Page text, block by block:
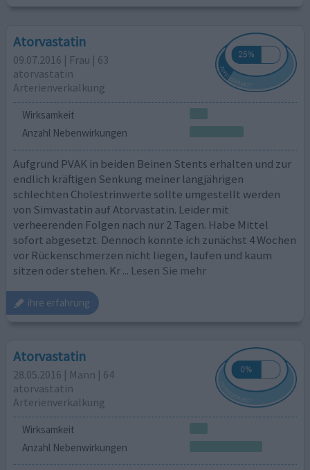
Atorvastatin
09.07.2016 | Frau | 63
atorvastatin
Arterienverkalkung
Wirksamkeit
Anzahl Nebenwirkungen
Aufgrund PVAK in beiden Beinen Stents erhalten und zur
endlich kräftigen Senkung meiner langjährigen
schlechten Cholestrinwerte sollte umgestellt werden
von Simvastatin auf Atorvastatin. Leider mit
verheerenden Folgen nach nur 2 Tagen. Habe Mittel
sofort abgesetzt. Dennoch konnte ich zunächst 4 Wochen
vor Rückenschmerzen nicht liegen, laufen und kaum
sitzen oder stehen. Kr... Lesen Sie mehr
ihre erfahrung
Atorvastatin
28.05.2016 | Mann | 64
atorvastatin
Arterienverkalkung
Wirksamkeit
Anzahl Nebenwirkungen